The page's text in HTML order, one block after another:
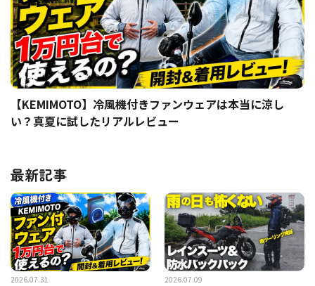
【KEMIMOTO】冷風機付きファンウェアは本当に涼し
い？真夏に試したリアルレビュー
最新記事
2026.07.31 2026.07.09